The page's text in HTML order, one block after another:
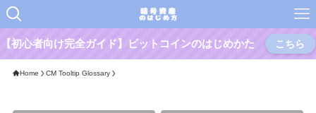
【初心者向け完全ガイド】ビットコインのはじめかた こちら
Home CM Tooltip Glossary